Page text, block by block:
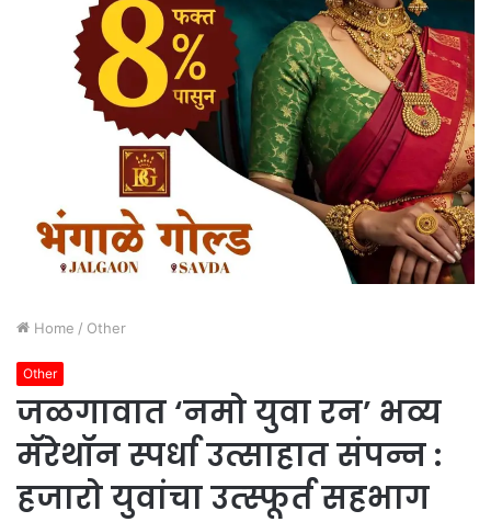
Home / Other
Other
जळगावात ‘नमो युवा रन’ भव्य
मॅरेथॉन स्पर्धा उत्साहात संपन्न :
हजारो युवांचा उत्स्फूर्त सहभाग